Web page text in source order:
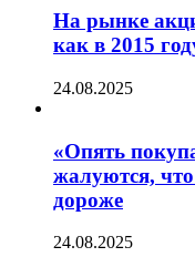
На рынке
как в 2015
24.08.2025
«Опять
жалуются, что
дороже
24.08.2025